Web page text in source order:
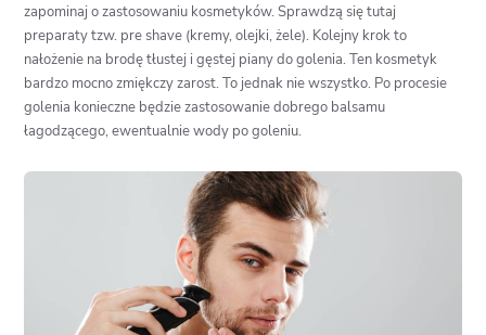
zapominaj o zastosowaniu kosmetyków. Sprawdzą się tutaj
preparaty tzw. pre shave (kremy, olejki, żele). Kolejny krok to
nałożenie na brodę tłustej i gęstej piany do golenia. Ten kosmetyk
bardzo mocno zmiękczy zarost. To jednak nie wszystko. Po procesie
golenia konieczne będzie zastosowanie dobrego balsamu
łagodzącego, ewentualnie wody po goleniu.